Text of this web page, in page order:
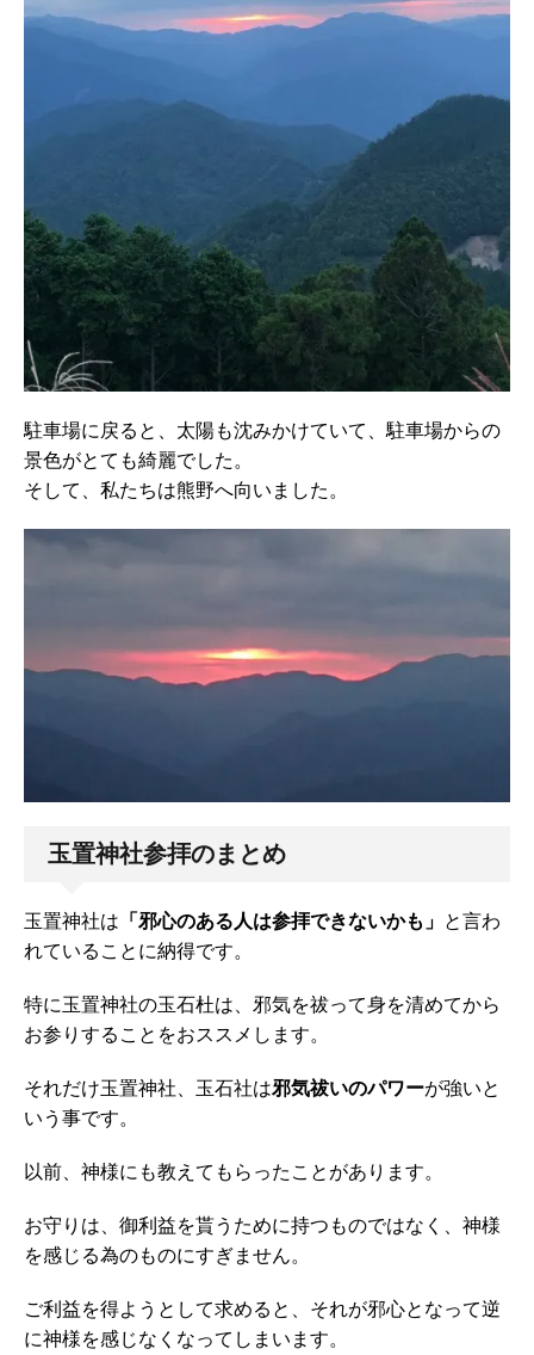
駐車場に戻ると、太陽も沈みかけていて、駐車場からの
景色がとても綺麗でした。
そして、私たちは熊野へ向いました。
玉置神社参拝のまとめ
玉置神社は 「邪心のある人は参拝できないかも」 と言わ
れていることに納得です。
特に玉置神社の玉石杜は、邪気を祓って身を清めてから
お参りすることをおススメします。
それだけ玉置神社、玉石社は邪気祓いのパワーが強いと
いう事です。
以前、神様にも教えてもらったことがあります。
お守りは、御利益を貰うために持つものではなく、神様
を感じる為のものにすぎません。
ご利益を得ようとして求めると、それが邪心となって逆
に神様を感じなくなってしまいます。